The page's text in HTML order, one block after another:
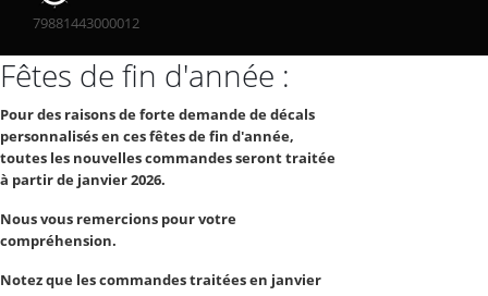
79881443000012
Fêtes de fin d'année :
Pour des raisons de forte demande de décals
personnalisés en ces fêtes de fin d'année,
toutes les nouvelles commandes seront traitée
à partir de janvier 2026.
Nous vous remercions pour votre
compréhension.
Notez que les commandes traitées en janvier